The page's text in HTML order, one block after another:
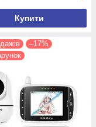
Купити
–17%